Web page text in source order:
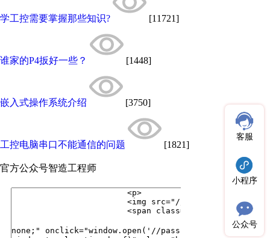
学工控需要掌握那些知识? [11721]
谁家的P4扳好一些？ [1448]
嵌入式操作系统介绍 [3750]
工控电脑串口不能通信的问题 [1821]
官方公众号智造工程师
客服
小程序
公众号